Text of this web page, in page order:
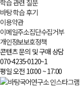
학습 관련 질문
바탕 학습 후기
이용약관
이메일주소집단수집거부
개인정보보호정책
콘텐츠 문의 및 구매 상담
070-4235-0120~1
평일 오전 10:00 ~ 17:00